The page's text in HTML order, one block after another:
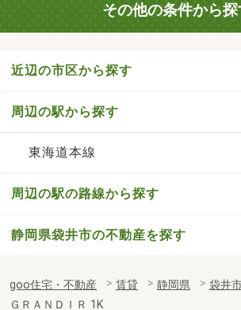
その他の条件から
近辺の市区から探す
周辺の駅から探す
東海道本線
周辺の駅の路線から探す
静岡県袋井市の不動産を探す
goo住宅・不動産 賃貸 静岡県 袋井
ＧＲＡＮＤＩＲ 1K